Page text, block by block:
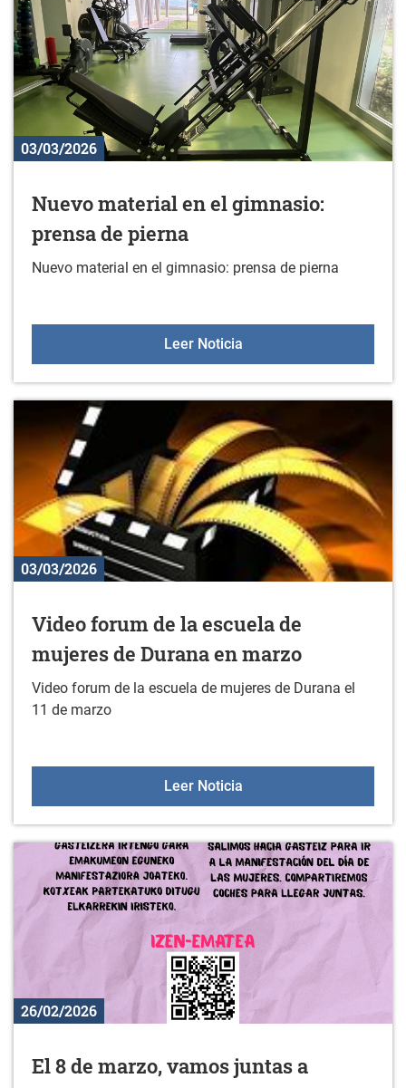
03/03/2026
Nuevo material en el gimnasio:
prensa de pierna
Nuevo material en el gimnasio: prensa de pierna
Leer NoticiaNuevo material en el
03/03/2026
Video forum de la escuela de
mujeres de Durana en marzo
Video forum de la escuela de mujeres de Durana el
11 de marzo
Leer NoticiaVideo forum de la
26/02/2026
El 8 de marzo, vamos juntas a